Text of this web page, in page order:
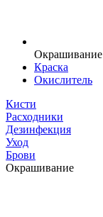
Окрашивание
Краска
Окислитель
Кисти
Расходники
Дезинфекция
Уход
Брови
Окрашивание